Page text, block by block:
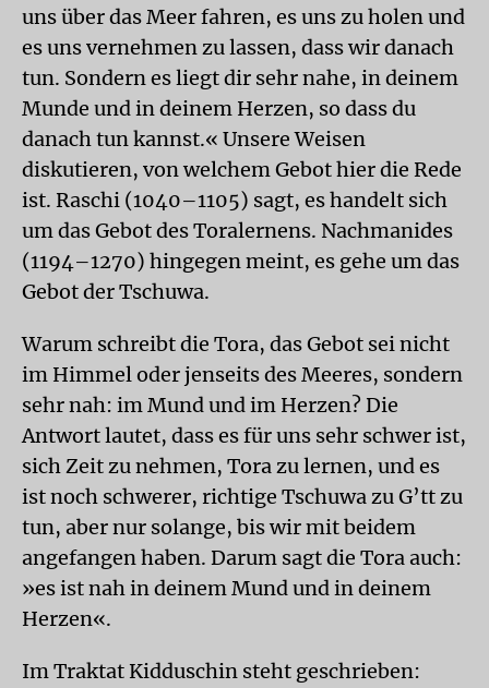
uns über das Meer fahren, es uns zu holen und
es uns vernehmen zu lassen, dass wir danach
tun. Sondern es liegt dir sehr nahe, in deinem
Munde und in deinem Herzen, so dass du
danach tun kannst.« Unsere Weisen
diskutieren, von welchem Gebot hier die Rede
ist. Raschi (1040–1105) sagt, es handelt sich
um das Gebot des Toralernens. Nachmanides
(1194–1270) hingegen meint, es gehe um das
Gebot der Tschuwa.
Warum schreibt die Tora, das Gebot sei nicht
im Himmel oder jenseits des Meeres, sondern
sehr nah: im Mund und im Herzen? Die
Antwort lautet, dass es für uns sehr schwer ist,
sich Zeit zu nehmen, Tora zu lernen, und es
ist noch schwerer, richtige Tschuwa zu G’tt zu
tun, aber nur solange, bis wir mit beidem
angefangen haben. Darum sagt die Tora auch:
»es ist nah in deinem Mund und in deinem
Herzen«.
Im Traktat Kidduschin steht geschrieben: